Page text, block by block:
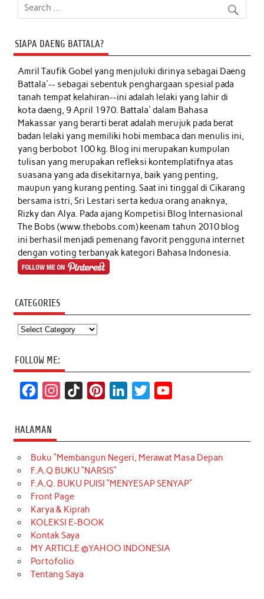
SIAPA DAENG BATTALA?
Amril Taufik Gobelyang menjuluki dirinya sebagai Daeng
Battala'-- sebagai sebentuk penghargaan spesial pada
tanah tempat kelahiran--ini adalah lelaki yang lahir di
kota daeng, 9 April 1970. Battala' dalam Bahasa
Makassar yang berarti berat adalah merujuk pada berat
badan lelaki yang memiliki hobi membaca dan menulis ini,
yang berbobot 100 kg. Blog ini merupakan kumpulan
tulisan yang merupakan refleksi kontemplatifnya atas
suasana yang ada disekitarnya, baik yang penting,
maupun yang kurang penting. Saat ini tinggal di Cikarang
bersama istri, Sri Lestari serta kedua orang anaknya,
Rizky dan Alya. Pada ajang Kompetisi Blog Internasional
The Bobs (www.thebobs.com) keenam tahun 2010 blog
ini berhasil menjadi pemenang favorit pengguna internet
dengan voting terbanyak kategori Bahasa Indonesia.
CATEGORIES
Categories
FOLLOW ME:
c
e
b
o
o
k
t
a
g
r
a
m
T
o
k
t
e
r
k
e
d
t
t
e
T
u
b
HALAMAN
Buku “Membangun Negeri, Merawat Masa Depan
F.A.Q BUKU “NARSIS”
F.A.Q. BUKU PUISI “MENYESAP SENYAP”
Front Page
Karya & Kiprah
KOLEKSI E-BOOK
Kontak Saya
MY ARTICLE @YAHOO INDONESIA
Portofolio
Tentang Saya